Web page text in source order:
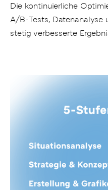
Die kontinuierliche
A/B-Tests, Datenanalyse
stetig verbesserte